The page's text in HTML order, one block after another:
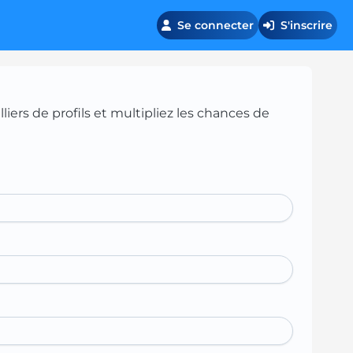
Se connecter S'inscrire
de profils et multipliez les chances de